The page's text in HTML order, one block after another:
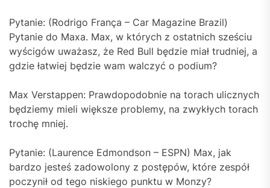
Pytanie: (Rodrigo França – Car Magazine Brazil)
Pytanie do Maxa. Max, w których z ostatnich sześciu
wyścigów uważasz, że Red Bull będzie miał trudniej, a
gdzie łatwiej będzie wam walczyć o podium?
Max Verstappen: Prawdopodobnie na torach ulicznych
będziemy mieli większe problemy, na zwykłych torach
trochę mniej.
Pytanie: (Laurence Edmondson – ESPN) Max, jak
bardzo jesteś zadowolony z postępów, które zespół
poczynił od tego niskiego punktu w Monzy?